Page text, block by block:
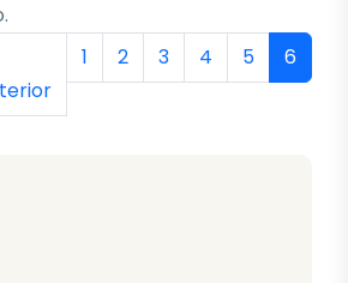
anteriorPágina
1 Página
2 Página
3 Página
4 Página
5 6